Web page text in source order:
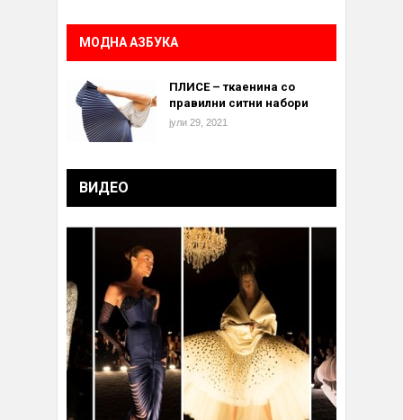
МОДНА АЗБУКА
ПЛИСЕ – ткаенина со
правилни ситни набори
јули 29, 2021
ВИДЕО